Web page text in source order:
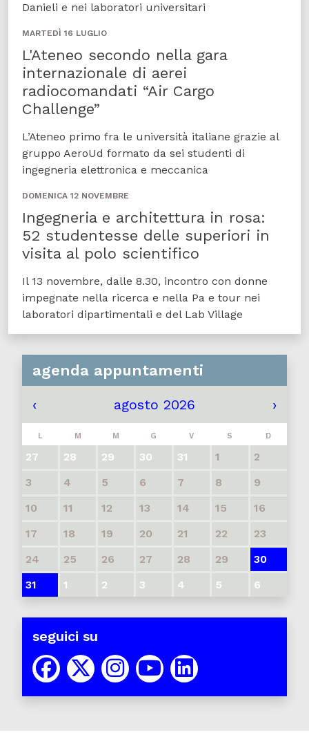
Danieli e nei laboratori universitari
MARTEDÌ 16 LUGLIO
L'Ateneo secondo nella gara
internazionale di aerei
radiocomandati “Air Cargo
Challenge”
L’Ateneo primo fra le università italiane grazie al
gruppo AeroUd formato da sei studenti di
ingegneria elettronica e meccanica
DOMENICA 12 NOVEMBRE
Ingegneria e architettura in rosa:
52 studentesse delle superiori in
visita al polo scientifico
Il 13 novembre, dalle 8.30, incontro con donne
impegnate nella ricerca e nella Pa e tour nei
laboratori dipartimentali e del Lab Village
agenda appuntamenti
‹ agosto 2026 ›
L M M G V S D
27 28 29 30 31 1
2
3
4 5 6 7 8
9
10
11 12 13 14 15
16
17
18 19 20 21 22
23
24
25 26 27 28 29
30
31
1 2 3 4 5 6
seguici su